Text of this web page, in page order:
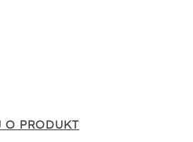
O PRODUKT